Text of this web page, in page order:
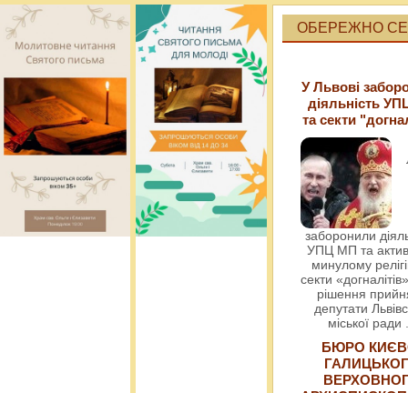
ОБЕРЕЖНО
У Львові
діяльність
та секти
заборонили
УПЦ МП та
минулому
секти
рішення
депутати
міської ради
БЮРО